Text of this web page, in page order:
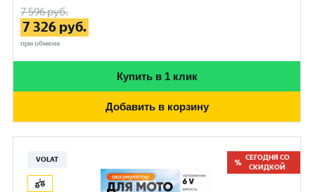
7 596руб.
7 326 руб.
при обмене
Купить в 1 клик
Добавить в корзину
VOLAT
СЕГОДНЯ СО
СКИДКОЙ